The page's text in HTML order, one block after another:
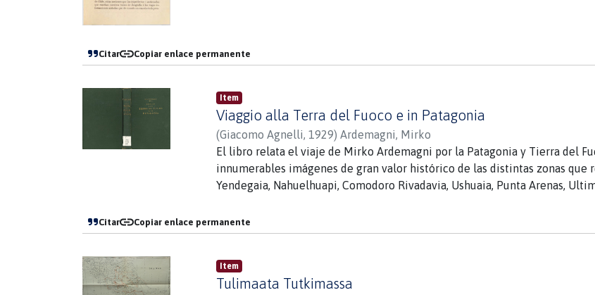
Citar Copiar enlace permanente
Item
Viaggio alla Terra del Fuoco e in Patagonia
(Giacomo Agnelli, 1929) Ardemagni, Mirko
El libro relata el viaje de Mirko Ardemagni por la Patagonia y Tierra del
innumerables imágenes de gran valor histórico de las distintas zonas que
Yendegaia, Nahuelhuapi, Comodoro Rivadavia, Ushuaia, Punta Arenas,
Citar Copiar enlace permanente
Item
Tulimaata Tutkimassa